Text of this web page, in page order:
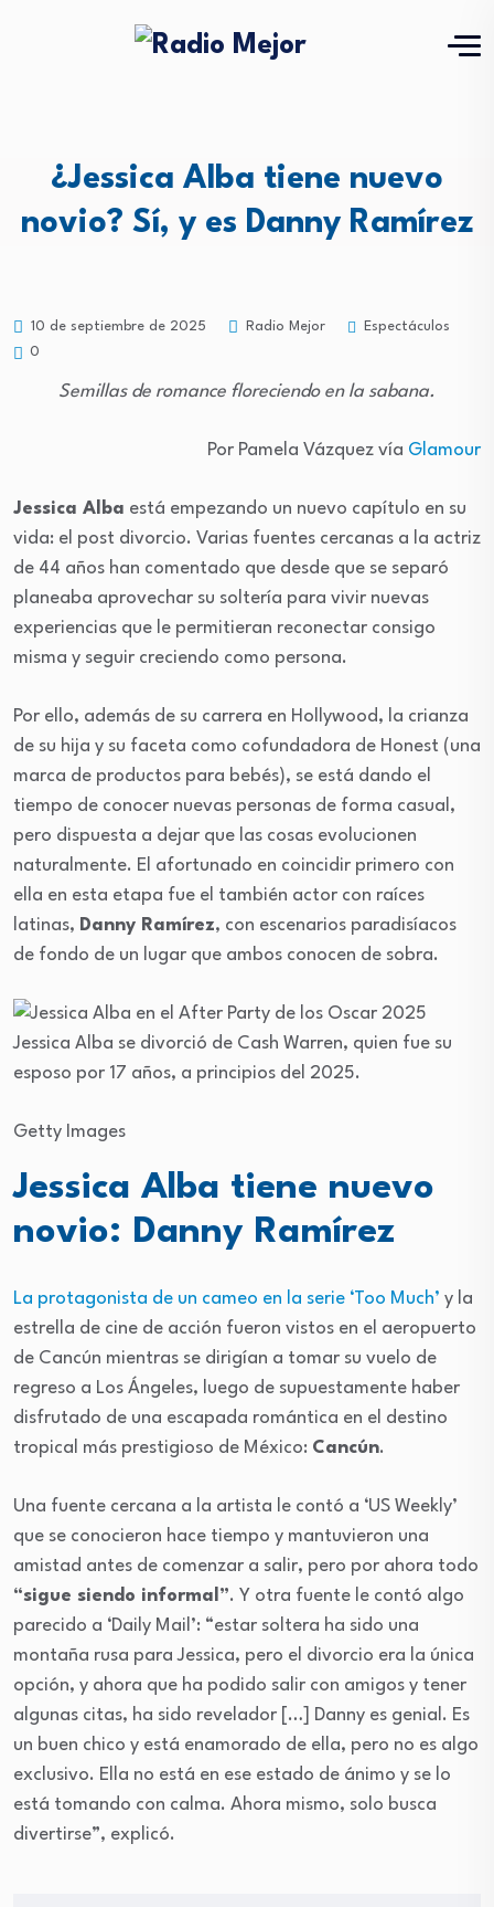
¿Jessica Alba tiene nuevo
novio? Sí, y es Danny Ramírez
10 de septiembre de 2025 Radio Mejor
Espectáculos
0
Semillas de romance floreciendo en la sabana.
Por Pamela Vázquez vía Glamour
Jessica Alba está empezando un nuevo capítulo en su
vida: el post divorcio. Varias fuentes cercanas a la actriz
de 44 años han comentado que desde que se separó
planeaba aprovechar su soltería para vivir nuevas
experiencias que le permitieran reconectar consigo
misma y seguir creciendo como persona.
Por ello, además de su carrera en Hollywood, la crianza
de su hija y su faceta como cofundadora de Honest (una
marca de productos para bebés), se está dando el
tiempo de conocer nuevas personas de forma casual,
pero dispuesta a dejar que las cosas evolucionen
naturalmente. El afortunado en coincidir primero con
ella en esta etapa fue el también actor con raíces
latinas, Danny Ramírez, con escenarios paradisíacos
de fondo de un lugar que ambos conocen de sobra.
Jessica Alba se divorció de Cash Warren, quien fue su
esposo por 17 años, a principios del 2025.
Getty Images
Jessica Alba tiene nuevo
novio: Danny Ramírez
La protagonista de un cameo en la serie ‘Too Much’ y la
estrella de cine de acción fueron vistos en el aeropuerto
de Cancún mientras se dirigían a tomar su vuelo de
regreso a Los Ángeles, luego de supuestamente haber
disfrutado de una escapada romántica en el destino
tropical más prestigioso de México: Cancún.
Una fuente cercana a la artista le contó a ‘US Weekly’
que se conocieron hace tiempo y mantuvieron una
amistad antes de comenzar a salir, pero por ahora todo
“sigue siendo informal”. Y otra fuente le contó algo
parecido a ‘Daily Mail’: “estar soltera ha sido una
montaña rusa para Jessica, pero el divorcio era la única
opción, y ahora que ha podido salir con amigos y tener
algunas citas, ha sido revelador […] Danny es genial. Es
un buen chico y está enamorado de ella, pero no es algo
exclusivo. Ella no está en ese estado de ánimo y se lo
está tomando con calma. Ahora mismo, solo busca
divertirse”, explicó.